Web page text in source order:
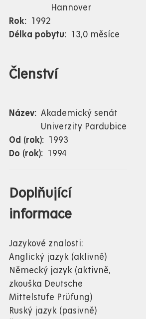
Hannover
Rok
1992
Délka pobytu
13,0 měsíce
Členství
Název
Akademický senát
Univerzity Pardubice
Od (rok)
1993
Do (rok)
1994
Doplňující
informace
Jazykové znalosti:
Anglický jazyk (aklivně)
Německý jazyk (aktivně,
zkouška Deutsche
Mittelstufe Prüfung)
Ruský jazyk (pasivně)